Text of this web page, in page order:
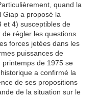
quand la
Giap a proposé la
et 4) susceptibles de
de régler les questions
forces jetées dans les
puissances de
de 1975 se
a confirmé la
de ses propositions
de la situation sur le